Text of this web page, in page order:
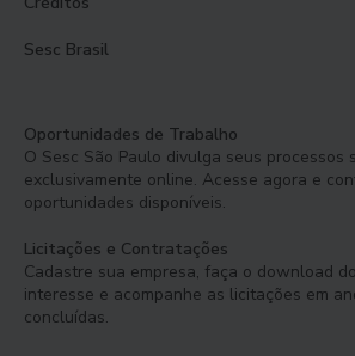
Sesc Brasil
Oportunidades de Trabalho
O Sesc São Paulo divulga seus processos
exclusivamente online. Acesse agora e
oportunidades disponíveis.
Licitações e Contratações
Cadastre sua empresa, faça o download
interesse e acompanhe as licitações em
concluídas.